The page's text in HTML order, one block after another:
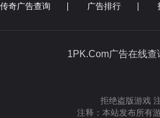
传奇广告查询 广告排行
1PK.Com广告在
拒绝盗版游戏
注释：本站发布所有